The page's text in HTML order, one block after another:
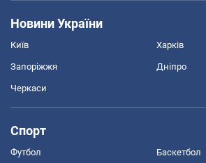
Новини України
Київ Харків
Запоріжжя Дніпро
Черкаси
Спорт
Футбол Баскетбол